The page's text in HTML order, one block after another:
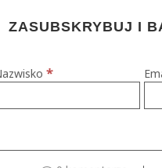
ZASUBSKRYBUJ I
*